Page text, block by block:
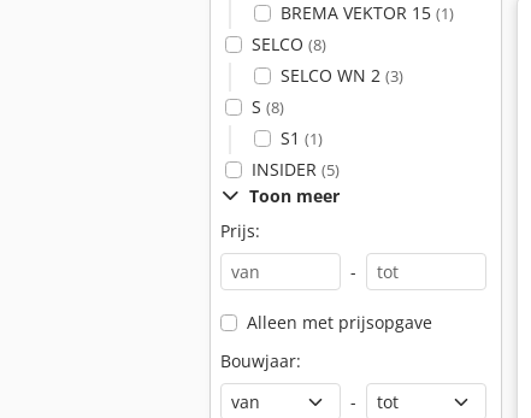
BREMA VEKTOR 15 (1)
SELCO (8)
SELCO WN 2 (3)
S (8)
S1 (1)
INSIDER (5)
Toon meer
Prijs:
-
Alleen met prijsopgave
Bouwjaar:
-